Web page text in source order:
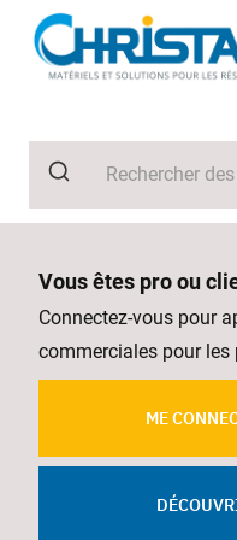
Vous êtes pro ou
Connectez-vous pour
commerciales pour les
ME